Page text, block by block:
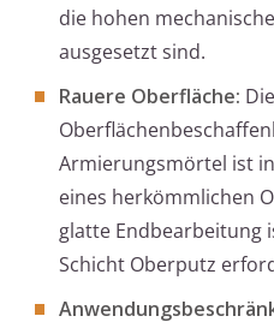
die hohen
ausgesetzt sind.
Rauere Oberfläche: Die
Armierungsmörtel ist
eines herkömmlichen
glatte Endbearbeitung
Schicht Oberputz